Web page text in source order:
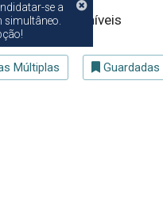
disponíveis
se a
simultâneo.
Múltiplas Guardadas